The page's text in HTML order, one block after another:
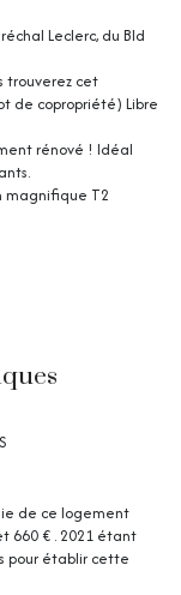
Leclerc, du Bld
trouverez cet
de copropriété) Libre
rénové ! Idéal
magnifique T2
de ce logement
660 € . 2021 étant
pour établir cette